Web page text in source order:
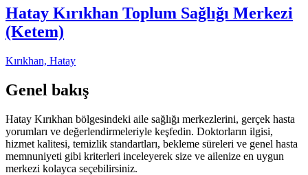
Hatay Kırıkhan Toplum Sağlığı Merkezi
(Ketem)
Kırıkhan, Hatay
Genel bakış
Hatay Kırıkhan bölgesindeki aile sağlığı merkezlerini, gerçek hasta
yorumları ve değerlendirmeleriyle keşfedin. Doktorların ilgisi,
hizmet kalitesi, temizlik standartları, bekleme süreleri ve genel hasta
memnuniyeti gibi kriterleri inceleyerek size ve ailenize en uygun
merkezi kolayca seçebilirsiniz.